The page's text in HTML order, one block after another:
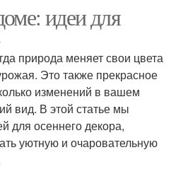
идеи для
природа меняет свои цвета
Это также прекрасное
изменений в вашем
вид. В этой статье мы
для осеннего декора,
уютную и очаровательную